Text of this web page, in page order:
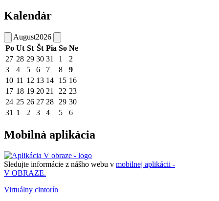
Kalendár
August2026
Po Ut St Št Pia So Ne
27 28 29 30 31 1
2
3
4 5 6 7 8
9
10 11 12 13 14 15 16
17 18 19 20 21 22 23
24 25 26 27 28 29 30
31 1 2 3 4 5 6
Mobilná aplikácia
Sledujte informácie z nášho webu v mobilnej aplikácii -
V OBRAZE.
Virtuálny cintorín